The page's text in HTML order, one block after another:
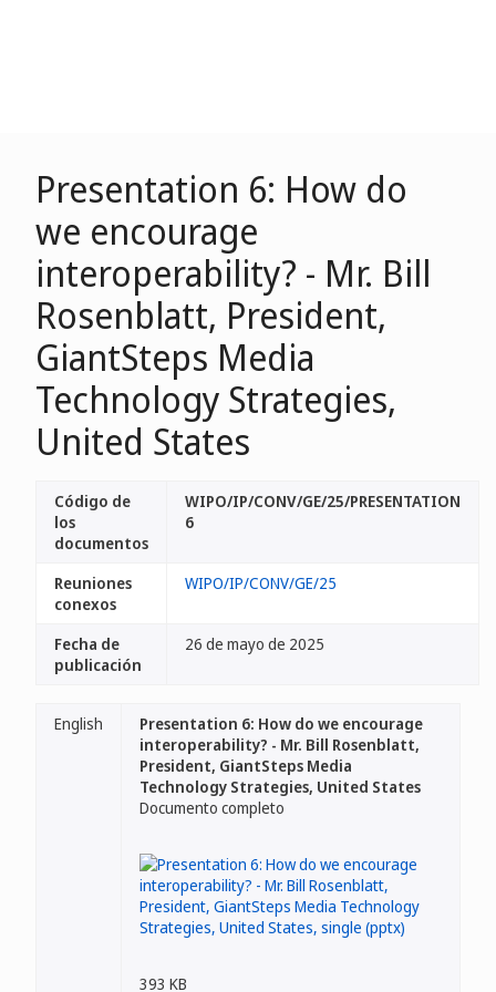
Presentation 6: How do
we encourage
interoperability? - Mr. Bill
Rosenblatt, President,
GiantSteps Media
Technology Strategies,
United States
Código de
los
documentos
WIPO/IP/CONV/GE/25/PRESENTATION
6
Reuniones
conexos
WIPO/IP/CONV/GE/25
Fecha de
publicación
26 de mayo de 2025
English
Presentation 6: How do we encourage
interoperability? - Mr. Bill Rosenblatt,
President, GiantSteps Media
Technology Strategies, United States
Documento completo
393 KB